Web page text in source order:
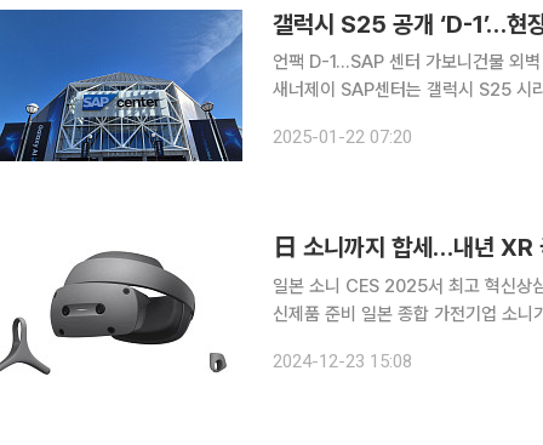
갤럭시 S25 공개 ‘D-1’…현
언팩 D-1…SAP 센터 가보니건물 외벽 대형 플래카드 걸려 21
새너제이 SAP센터는 갤럭시 S25 시
수막들로 꽉찼다. 현수막 그림은 앞서
2025-01-22 07:20
日 소니까지 합세…내년 XR
일본 소니 CES 2025서 최고 혁신상
신제품 준비 일본 종합 가전기업 소니가 내년 확장현실(XR) 기기 시장에 본격적으로 출사표를 던졌
플, 메타와 함께 한미일 기업간 치열
2024-12-23 15:08